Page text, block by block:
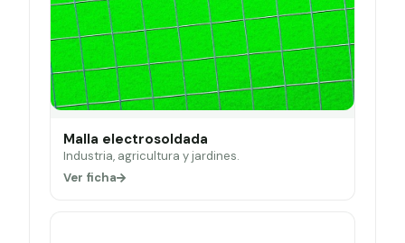
Malla electrosoldada
Industria, agricultura y jardines.
Ver ficha